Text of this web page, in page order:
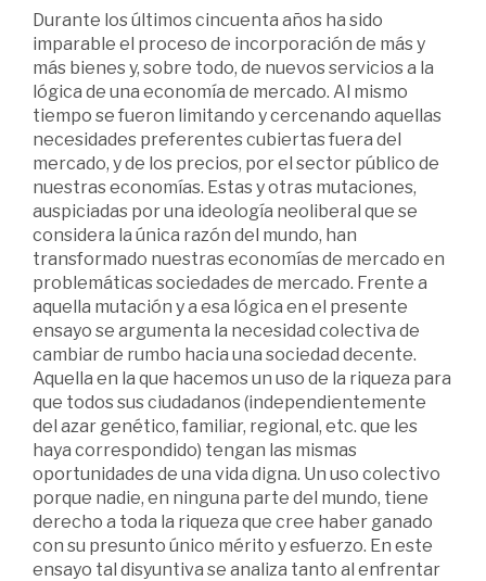
Durante los últimos cincuenta años ha sido
imparable el proceso de incorporación de más y
más bienes y, sobre todo, de nuevos servicios a la
lógica de una economía de mercado. Al mismo
tiempo se fueron limitando y cercenando aquellas
necesidades preferentes cubiertas fuera del
mercado, y de los precios, por el sector público de
nuestras economías. Estas y otras mutaciones,
auspiciadas por una ideología neoliberal que se
considera la única razón del mundo, han
transformado nuestras economías de mercado en
problemáticas sociedades de mercado. Frente a
aquella mutación y a esa lógica en el presente
ensayo se argumenta la necesidad colectiva de
cambiar de rumbo hacia una sociedad decente.
Aquella en la que hacemos un uso de la riqueza para
que todos sus ciudadanos (independientemente
del azar genético, familiar, regional, etc. que les
haya correspondido) tengan las mismas
oportunidades de una vida digna. Un uso colectivo
porque nadie, en ninguna parte del mundo, tiene
derecho a toda la riqueza que cree haber ganado
con su presunto único mérito y esfuerzo. En este
ensayo tal disyuntiva se analiza tanto al enfrentar